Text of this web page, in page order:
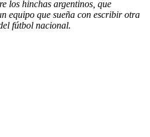
los hinchas argentinos, que
equipo que sueña con escribir otra
fútbol nacional.